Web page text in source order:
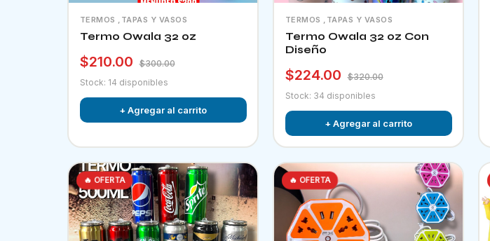
TERMOS ,TAPAS Y VASOS
Termo Owala 32 oz
$210.00
$300.00
Stock: 14 disponibles
+ Agregar al carrito
TERMOS ,TAPAS Y VASOS
Termo Owala 32 oz Con
Diseño
$224.00
$320.00
Stock: 34 disponibles
+ Agregar al carrito
🔥 OFERTA 🔥 OFERTA